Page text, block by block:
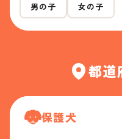
男の子 女の子
都道
保護犬